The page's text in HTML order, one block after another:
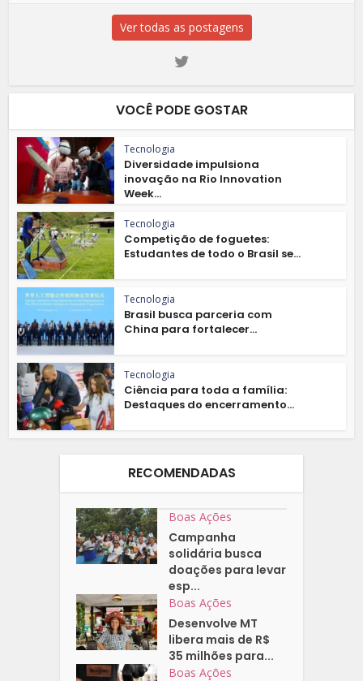
Ver todas as postagens
VOCÊ PODE GOSTAR
Tecnologia
Diversidade impulsiona
inovação na Rio Innovation
Week...
Tecnologia
Competição de foguetes:
Estudantes de todo o Brasil se...
Tecnologia
Brasil busca parceria com
China para fortalecer...
Tecnologia
Ciência para toda a família:
Destaques do encerramento...
RECOMENDADAS
Boas Ações
Campanha
solidária busca
doações para levar
esp...
Boas Ações
Desenvolve MT
libera mais de R$
35 milhões para...
Boas Ações